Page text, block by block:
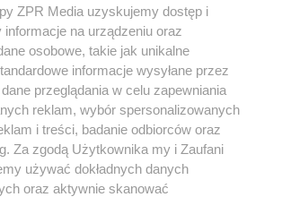
TENIS ZIEMNY
Falkowska z
Warszawie. Zobacz
ZPR Media uzyskujemy dostęp i
informacje na urządzeniu oraz
osobowe, takie jak unikalne
informacje wysyłane przez
przeglądania w celu zapewniania
reklam, wybór spersonalizowanych
i treści, badanie odbiorców oraz
Za zgodą Użytkownika my i Zaufani
używać dokładnych danych
oraz aktywnie skanować